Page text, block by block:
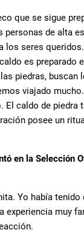
que se sigue
personas de alta
seres
es preparado
piedras, buscan
viajado
caldo de piedra
posee un
en la Selección
Yo había
muy